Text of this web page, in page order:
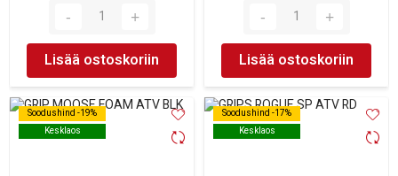
Lisää ostoskoriin Lisää ostoskoriin
Soodushind -19%
Kesklaos
Soodushind -19%
Kesklaos
Soodushind -17%
Kesklaos
Soodushind -17%
Kesklaos